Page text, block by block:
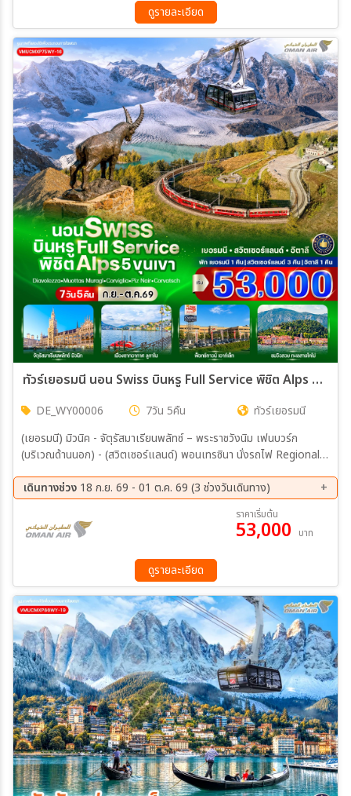
ด้วยทะเลสาบและยอดเขาแห่งสวิตเซอร์แลนด์ สัมผัสความงดงามของ
ทะเลสาบโคโม่ หนึ่งในทะเลสาบที่สวยที่สุดของอิตาลี ชม มหาวิหารดูโอโม่
แห่งมิลาน สถาปัตยกรรมโกธิกอันยิ่งใหญ่ สัญลักษณ์แห่งเมืองแฟชั่น
ช้อปปิ้งจุใจที่ Galleria Vittorio Emanuele II ห้างหรูเก่าแก่ที่สุดแห่ง
หนึ่งของโลก เบอร์กาโม่ เมืองมรดกโลกสุดคลาสสิก ที่ยังคงเสน่ห์ของ
กำแพงเมืองและสถาปัตยกรรมยุคกลางไว้อย่างสมบูรณ์
ดูรายละเอียด
ทัวร์เยอรมนี นอน Swiss บินหรู Full Service พิชิต Alps 5 ขุนเขา (DE-CH-IT) 7วัน 5คืน (WY)
DE_WY00006 7วัน 5คืน
ทัวร์เยอรมนี
(เยอรมนี) มิวนิค - จัตุรัสมาเรียนพลัทซ์ – พระราชวังนิม เฟนบวร์ก
(บริเวณด้านนอก) - (สวิตเซอร์แลนด์) พอนเทรซินา นั่งรถไฟ Regional
สถานีอัลป์กรึม นั่งรถรางสู่จุดชมวิวมูออตตัส มูราญ - ยอดเขาคอร์วิกเลีย
- ยอดเขาพิซแนร์ - ยอดเขาคอร์วาตช์ - เมืองเซนต์มอริตซ์
เดินทางช่วง 18 ก.ย. 69 - 01 ต.ค. 69 (3 ช่วงวันเดินทาง)
22 ก.ย. 69 - 28 ก.ย. 69
25 ก.ย. 69 - 01 ต.ค. 69
ราคาเริ่มต้น
53,000 บาท
ดูรายละเอียด